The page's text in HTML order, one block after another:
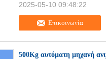
Επικοινωνία
2025-05-10 09:48:22
500Kg αυτόματη μηχανή